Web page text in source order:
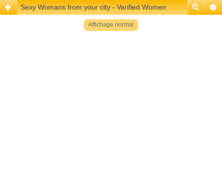
Sexy Womans from your city - Verified Women
Affichage normal